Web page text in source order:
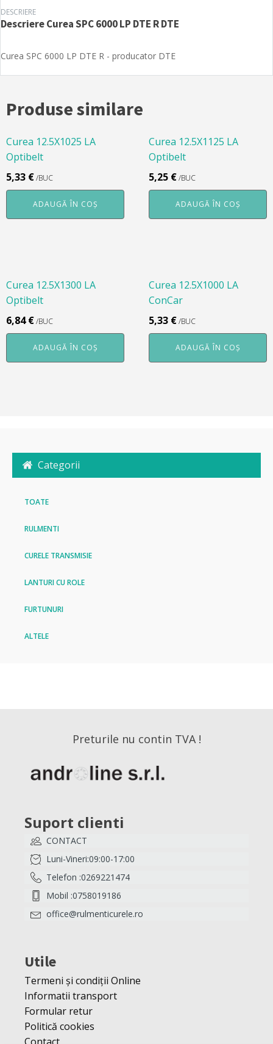
Categorii
TOATE
RULMENTI
CURELE TRANSMISIE
LANTURI CU ROLE
FURTUNURI
ALTELE
DESCRIERE
DescriereCurea SPC 6000 LP DTE R DTE
Curea SPC 6000 LP DTE R - producator DTE
Produse similare
Curea 12.5X1025 LA
Optibelt
5,33 €/BUC
ADAUGĂ ÎN COȘ
Curea 12.5X1125 LA
Optibelt
5,25 €/BUC
ADAUGĂ ÎN COȘ
Curea 12.5X1300 LA
Optibelt
6,84€/BUC
ADAUGĂ ÎN COȘ
Curea 12.5X1000 LA
ConCar
5,33 €/BUC
ADAUGĂ ÎN COȘ
Preturile nu contin TVA !
Suport clienti
CONTACT
Luni-Vineri:09:00-17:00
Telefon :0269221474
Mobil :0758019186
office@rulmenticurele.ro
Utile
Termeni și condiții Online
Informatii transport
Formular retur
Politică cookies